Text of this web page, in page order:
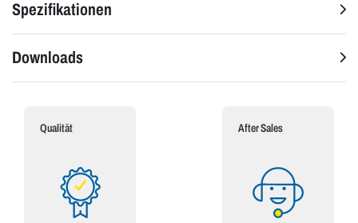
Spezifikationen
Downloads
Qualität After Sales